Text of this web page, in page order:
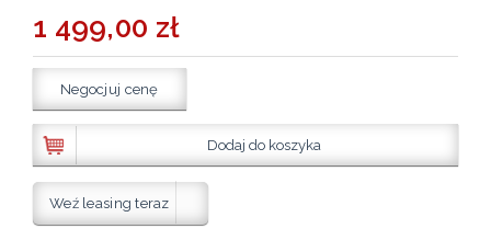
1 499,00 zł
Negocjuj cenę
Dodaj do koszyka
Weź leasing teraz